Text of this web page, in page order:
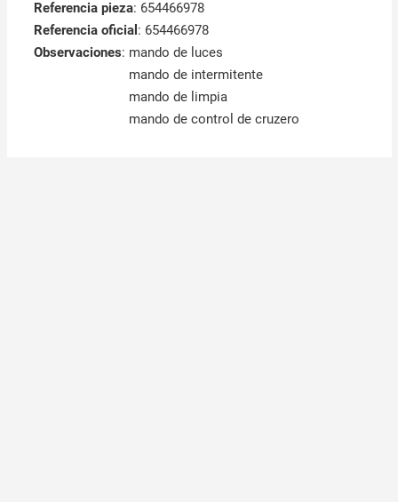
Referencia pieza: 654466978
Referencia oficial : 654466978
Observaciones: mando de luces
mando de intermitente
mando de limpia
mando de control de cruzero